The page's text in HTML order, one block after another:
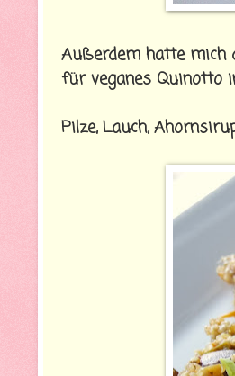
Außerdem hatte mich
für veganes Quinotto
Pilze, Lauch,